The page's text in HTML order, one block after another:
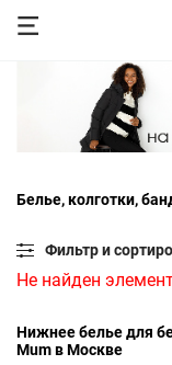
Белье, колготки,
Фильтр и
Не найден
Нижнее белье для
Mum в Москве